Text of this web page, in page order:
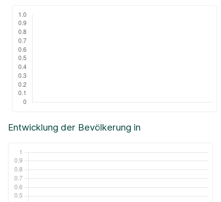
Entwicklung der Bevölkerung in